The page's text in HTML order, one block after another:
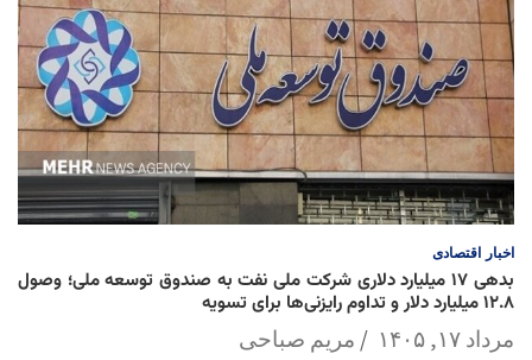
اخبار اقتصادی
بدهی ۱۷ میلیارد دلاری شرکت ملی نفت به صندوق توسعه ملی؛ وصول
۱۲.۸ میلیارد دلار و تداوم رایزنی‌ها برای تسویه
مرداد ۱۷, ۱۴۰۵ مریم صباحی